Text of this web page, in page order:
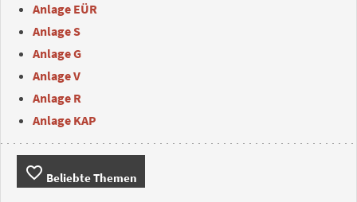
Anlage EÜR
Anlage S
Anlage G
Anlage V
Anlage R
Anlage KAP
favorite_border Beliebte Themen